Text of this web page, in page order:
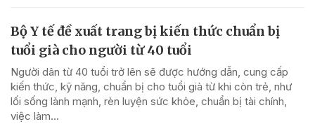
Bộ Y tế đề xuất trang bị kiến thức chuẩn bị
tuổi già cho người từ 40 tuổi
Người dân từ 40 tuổi trở lên sẽ được hướng dẫn, cung cấp
kiến thức, kỹ năng, chuẩn bị cho tuổi già từ khi còn trẻ, như
lối sống lành mạnh, rèn luyện sức khỏe, chuẩn bị tài chính,
việc làm...